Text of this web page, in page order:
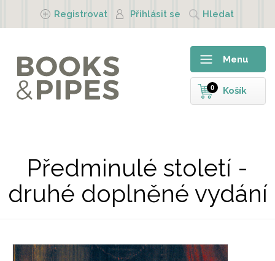
Registrovat Přihlásit se Hledat
Menu
Košík
0
Předminulé století -
druhé doplněné vydání